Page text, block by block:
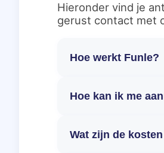
Hieronder vind je
gerust contact met
Hoe werkt Funle?
Hoe kan ik me
Wat zijn de